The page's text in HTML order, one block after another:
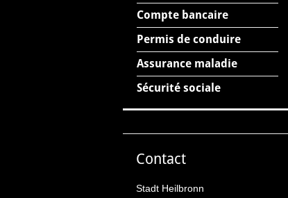
Compte bancaire
Permis de conduire
Assurance maladie
Sécurité sociale
Contact
Stadt Heilbronn